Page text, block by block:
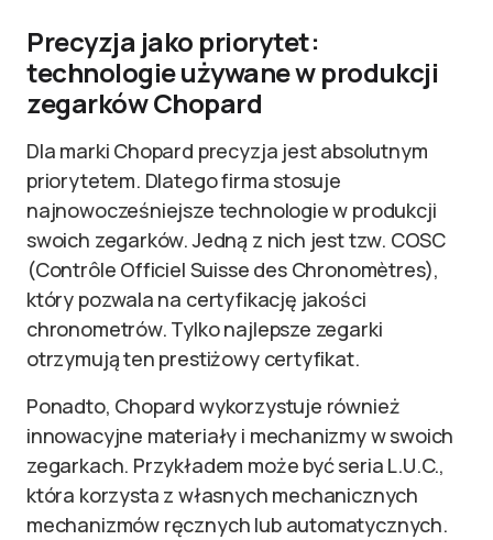
Precyzja jako priorytet:
technologie używane w produkcji
zegarków Chopard
Dla marki Chopard precyzja jest absolutnym
priorytetem. Dlatego firma stosuje
najnowocześniejsze technologie w produkcji
swoich zegarków. Jedną z nich jest tzw. COSC
(Contrôle Officiel Suisse des Chronomètres),
który pozwala na certyfikację jakości
chronometrów. Tylko najlepsze zegarki
otrzymują ten prestiżowy certyfikat.
Ponadto, Chopard wykorzystuje również
innowacyjne materiały i mechanizmy w swoich
zegarkach. Przykładem może być seria L.U.C.,
która korzysta z własnych mechanicznych
mechanizmów ręcznych lub automatycznych.